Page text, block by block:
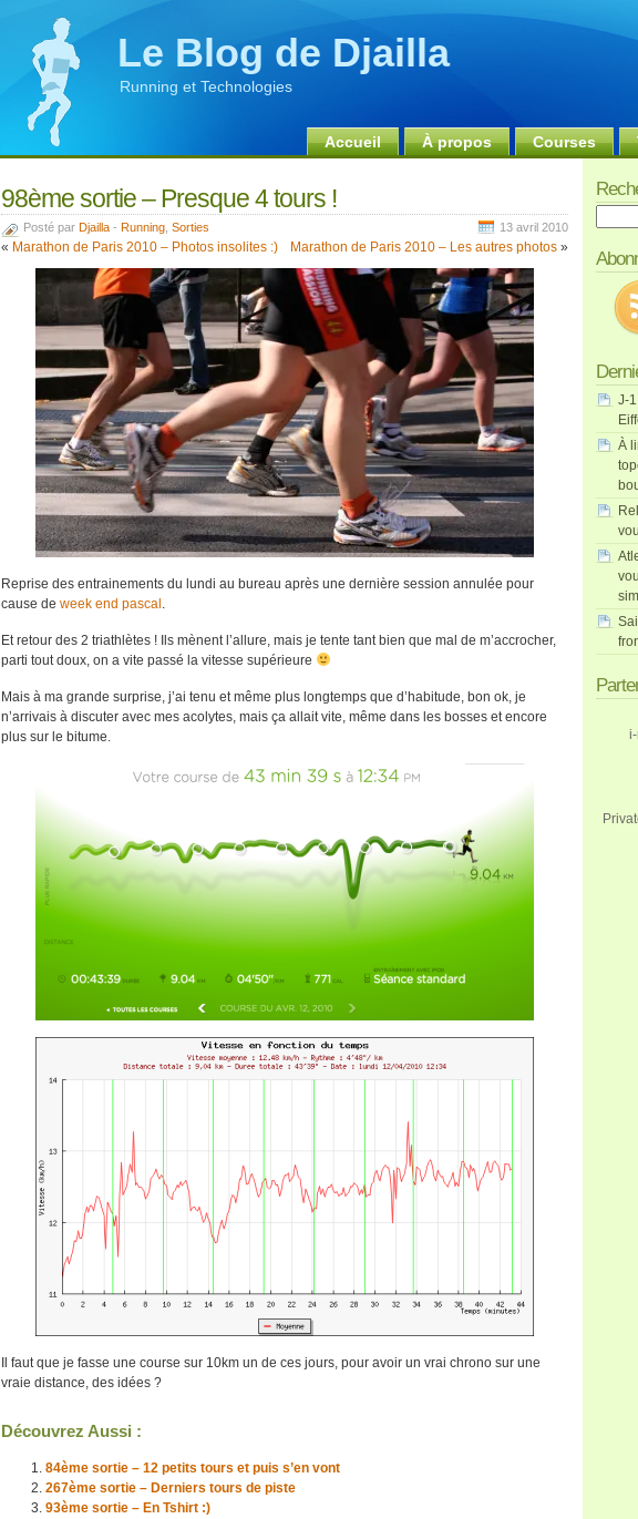
Le Blog de Djailla
Running et Technologies
Accueil À propos Courses
98ème sortie – Presque 4 tours !
Posté par Djailla - Running Sorties 13 avril 2010
« Marathon de Paris 2010 – Photos insolites :) Marathon de Paris 2010 – Les autres photos »
Reprise des entrainements du lundi au bureau après une dernière session annulée pour
cause de week end pascal .
Et retour des 2 triathlètes ! Ils mènent l’allure, mais je tente tant bien que mal de m’accrocher,
parti tout doux, on a vite passé la vitesse supérieure
Mais à ma grande surprise, j’ai tenu et même plus longtemps que d’habitude, bon ok, je
n’arrivais à discuter avec mes acolytes, mais ça allait vite, même dans les bosses et encore
plus sur le bitume.
Il faut que je fasse une course sur 10km un de ces jours, pour avoir un vrai chrono sur une
vraie distance, des idées ?
Découvrez Aussi :
84ème sortie – 12 petits tours et puis s’en vont
267ème sortie – Derniers tours de piste
93ème sortie – En Tshirt :)
J-
À